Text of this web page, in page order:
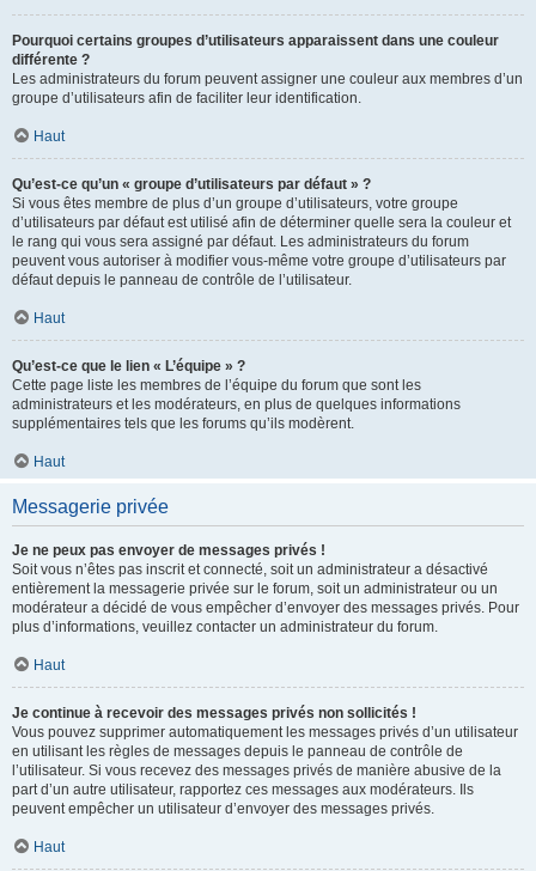
Pourquoi certains groupes d’utilisateurs apparaissent dans une couleur
différente ?
Les administrateurs du forum peuvent assigner une couleur aux membres d’un
groupe d’utilisateurs afin de faciliter leur identification.
Haut
Qu’est-ce qu’un « groupe d’utilisateurs par défaut » ?
Si vous êtes membre de plus d’un groupe d’utilisateurs, votre groupe
d’utilisateurs par défaut est utilisé afin de déterminer quelle sera la couleur et
le rang qui vous sera assigné par défaut. Les administrateurs du forum
peuvent vous autoriser à modifier vous-même votre groupe d’utilisateurs par
défaut depuis le panneau de contrôle de l’utilisateur.
Haut
Qu’est-ce que le lien « L’équipe » ?
Cette page liste les membres de l’équipe du forum que sont les
administrateurs et les modérateurs, en plus de quelques informations
supplémentaires tels que les forums qu’ils modèrent.
Haut
Messagerie privée
Je ne peux pas envoyer de messages privés !
Soit vous n’êtes pas inscrit et connecté, soit un administrateur a désactivé
entièrement la messagerie privée sur le forum, soit un administrateur ou un
modérateur a décidé de vous empêcher d’envoyer des messages privés. Pour
plus d’informations, veuillez contacter un administrateur du forum.
Haut
Je continue à recevoir des messages privés non sollicités !
Vous pouvez supprimer automatiquement les messages privés d’un utilisateur
en utilisant les règles de messages depuis le panneau de contrôle de
l’utilisateur. Si vous recevez des messages privés de manière abusive de la
part d’un autre utilisateur, rapportez ces messages aux modérateurs. Ils
peuvent empêcher un utilisateur d’envoyer des messages privés.
Haut